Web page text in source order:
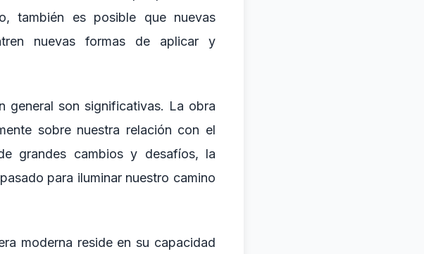
también es posible que nuevas
nuevas formas de aplicar y
general son significativas. La obra
sobre nuestra relación con el
grandes cambios y desafíos, la
para iluminar nuestro camino
moderna reside en su capacidad